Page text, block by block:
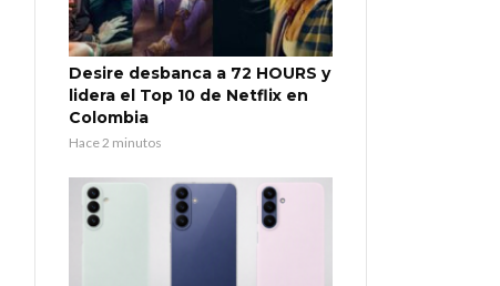
Desire desbanca a 72 HOURS y
lidera el Top 10 de Netflix en
Colombia
Hace 2 minutos